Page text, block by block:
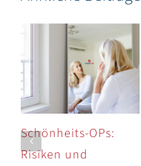
Schönheits-OPs:
Risiken und